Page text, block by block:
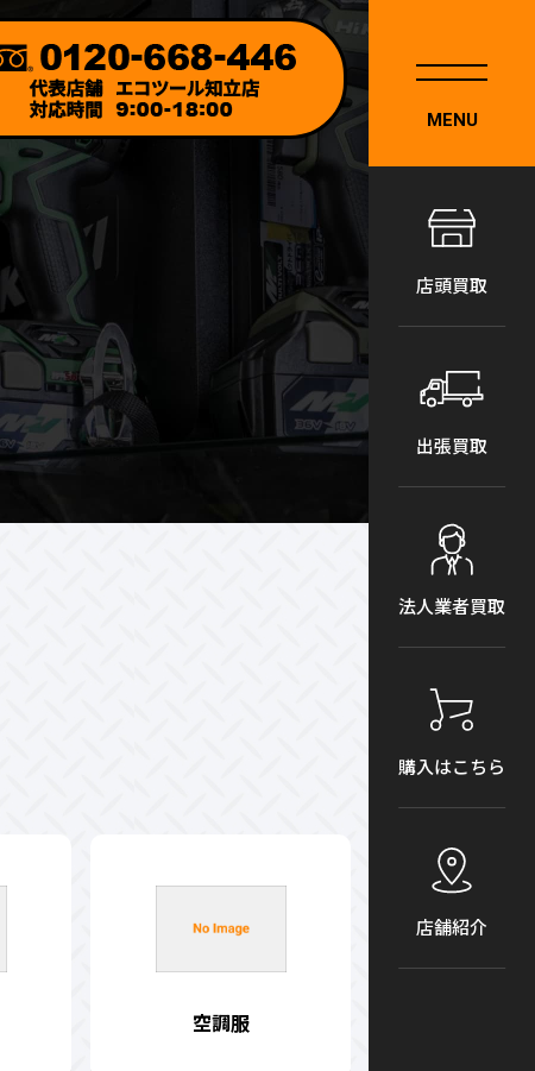
MENU
店頭買取
出張買取
法人業者買取
購入はこちら
店舗紹介
空調服